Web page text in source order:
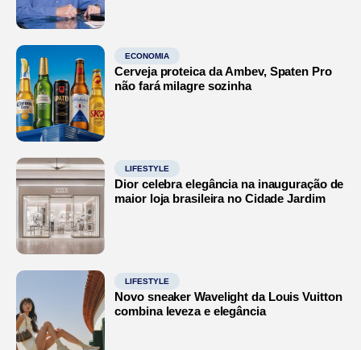
ECONOMIA
Cerveja proteica da Ambev, Spaten Pro
não fará milagre sozinha
LIFESTYLE
Dior celebra elegância na inauguração de
maior loja brasileira no Cidade Jardim
LIFESTYLE
Novo sneaker Wavelight da Louis Vuitton
combina leveza e elegância